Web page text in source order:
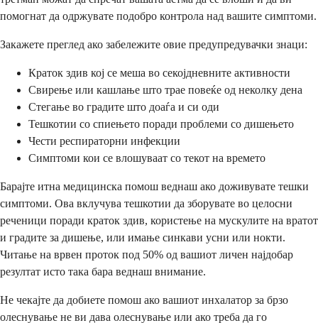
помогнат да одржувате подобро контрола над вашите симптоми.
Закажете преглед ако забележите овие предупредувачки знаци:
Краток здив кој се меша во секојдневните активности
Свирење или кашлање што трае повеќе од неколку дена
Стегање во градите што доаѓа и си оди
Тешкотии со спиењето поради проблеми со дишењето
Чести респираторни инфекции
Симптоми кои се влошуваат со текот на времето
Барајте итна медицинска помош веднаш ако доживувате тешки
симптоми. Ова вклучува тешкотии да зборувате во целосни
реченици поради краток здив, користење на мускулите на вратот
и градите за дишење, или имање синкави усни или нокти.
Читање на врвен проток под 50% од вашиот личен најдобар
резултат исто така бара веднаш внимание.
Не чекајте да добиете помош ако вашиот инхалатор за брзо
олеснување не ви дава олеснување или ако треба да го